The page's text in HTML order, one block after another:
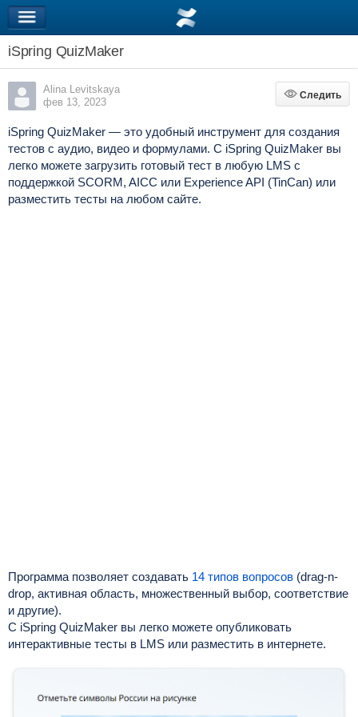
iSpring QuizMaker
Alina Levitskaya
фев 13, 2023
Следить
Следить
iSpring QuizMaker — это удобный инструмент для создания
тестов с аудио, видео и формулами. С iSpring QuizMaker вы
легко можете загрузить готовый тест в любую LMS с
поддержкой SCORM, AICC или Experience API (TinCan) или
разместить тесты на любом сайте.
Программа позволяет создавать 14 типов вопросов(drag-n-
drop, активная область, множественный выбор, соответствие
и другие).
С iSpring QuizMaker вы легко можете опубликовать
интерактивные тесты в LMS или разместить в интернете.